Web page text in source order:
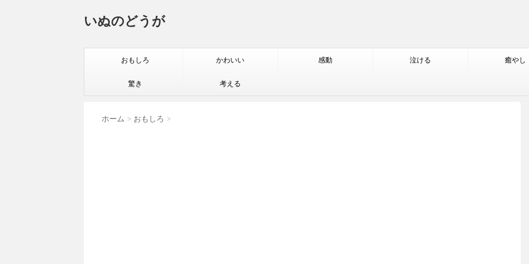
いぬのどうが
おもしろ かわいい 感動 泣ける 癒やし
驚き 考える
ホーム > おもしろ >